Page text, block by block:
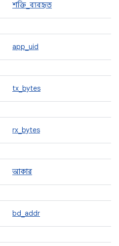
শক্তি_ব্যবহৃত
app_uid
tx_bytes
rx_bytes
আকার
bd_addr